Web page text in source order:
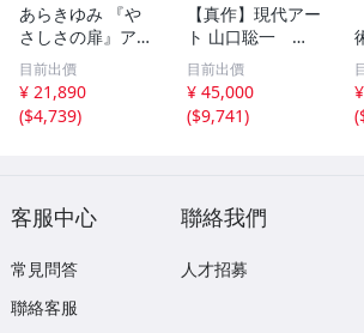
あらきゆみ 『や
さしさの扉』アク
リル画 人気作家
肉筆画 絵画 直筆
サイン 静物画 美
術品 額装 肉筆サ
目前出價
¥ 21,890
($4,739)
【真作】現代アー
ト 山口聡一 直
筆サイン『The D
ream Of Wantin
g Seeing Can`t B
e Chosen』アク
目前出價
¥ 45,000
($9,741)
(
客服中心
常見問答
聯絡客服
聯絡我們
人才招募